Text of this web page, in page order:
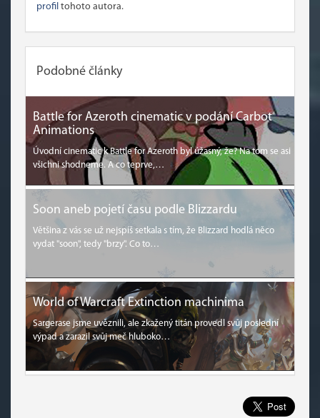
profil tohoto autora.
Podobné články
Battle for Azeroth cinematic v podání Carbot
Animations
Úvodní cinematic k Battle for Azeroth byl úžasný, že? Na tom se asi
všichni shodneme. A co teprve,…
Soon aneb pojetí času podle Blizzardu
Většina z vás se už nejspíš setkala s tím, že Blizzard hodlá něco
vydat "soon", tedy "brzy". Co to…
World of Warcraft Extinction machinima
Sargerase jsme uvěznili, ale zkažený titán provedl svůj poslední
výpad a zarazil svůj meč hluboko…